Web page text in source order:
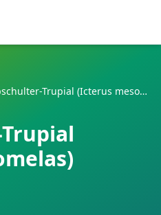
Gelbschulter-Trupial (Icterus mesomelas)